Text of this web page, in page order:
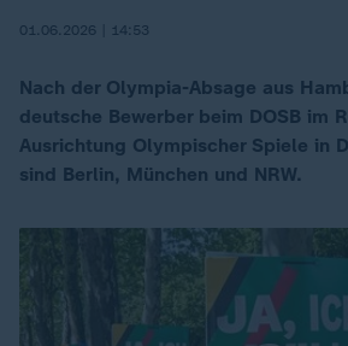
01.06.2026 | 14:53
Nach der Olympia-Absage aus
deutsche Bewerber beim DOSB im
Ausrichtung Olympischer Spiele in
sind Berlin, München und NRW.